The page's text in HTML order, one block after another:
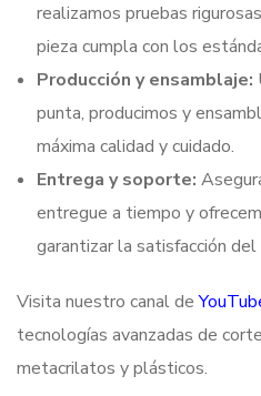
realizamos pruebas
pieza cumpla con los
Producción y ensamblaje:
punta, producimos y
máxima calidad y cuidado.
Entrega y soporte:
entregue a tiempo y
garantizar la satisfacción
Visita nuestro canal de
tecnologías avanzadas de
metacrilatos y plásticos.